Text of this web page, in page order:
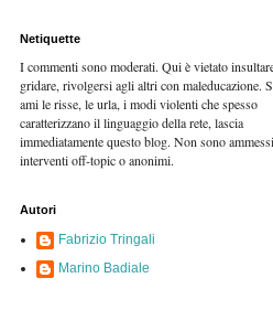
Netiquette
I commenti sono moderati. Qui è vietato
gridare, rivolgersi agli altri con maleducazione.
ami le risse, le urla, i modi violenti che spesso
caratterizzano il linguaggio della rete, lascia
immediatamente questo blog. Non sono ammessi
interventi off-topic o anonimi.
Autori
Fabrizio Tringali
Marino Badiale